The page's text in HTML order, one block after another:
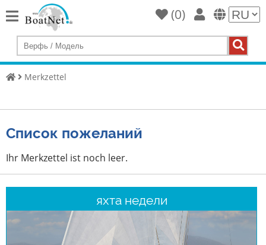
Home
Купить
Коммерческий
продавец
Частный
продавец
брокер
(0)
Merkzettel
Список пожеланий
Ihr Merkzettel ist noch leer.
яхта недели